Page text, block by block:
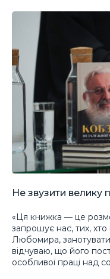
Не звузити велику
«Ця книжка — це
запрошує нас, тих,
Любомира,
відчуваю, що його
особливої праці над